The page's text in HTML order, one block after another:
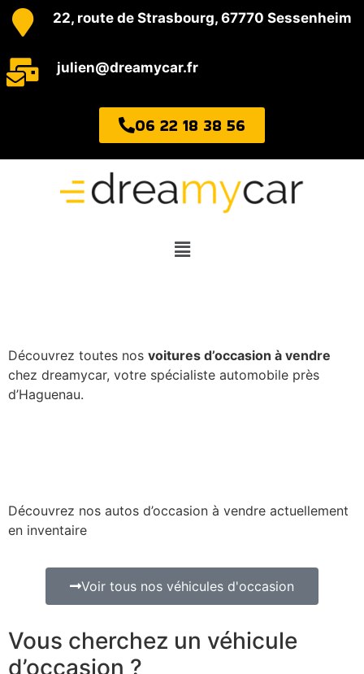
22, route de Strasbourg, 67770 Sessenheim
julien@dreamycar.fr
06 22 18 38 56
Découvrez toutes nos voitures d’occasion à vendre
chez dreamycar, votre spécialiste automobile près
d’Haguenau.
Découvrez nos autos d’occasion à vendre actuellement
en inventaire
Voir tous nos véhicules d'occasion
Vous cherchez un véhicule
d’occasion ?